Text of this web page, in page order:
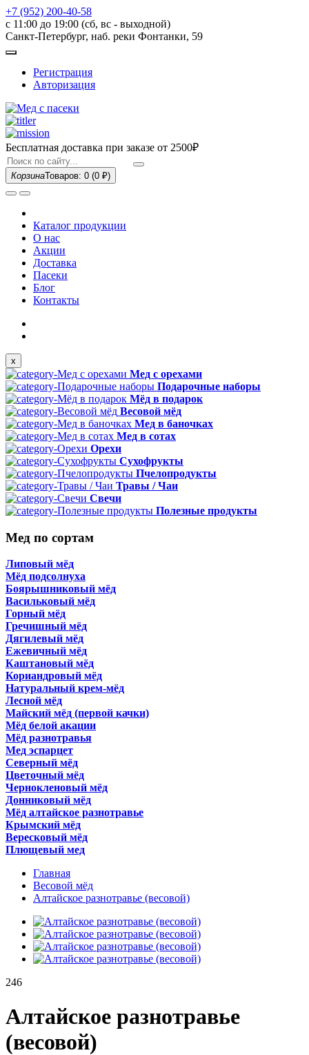
+7 (952) 200-40-58
с 11:00 до 19:00 (сб, вс - выходной)
Санкт-Петербург, наб. реки Фонтанки, 59
Регистрация
Авторизация
Бесплатная доставка при заказе от 2500₽
КорзинаТоваров: 0 (0 ₽)
Каталог продукции
О нас
Акции
Доставка
Пасеки
Блог
Контакты
x
Мед с орехами
Подарочные наборы
Мёд в подарок
Весовой мёд
Мед в баночках
Мед в сотах
Орехи
Сухофрукты
Пчелопродукты
Травы / Чаи
Свечи
Полезные продукты
Мед по сортам
Липовый мёд
Мёд подсолнуха
Боярышниковый мёд
Васильковый мёд
Горный мёд
Гречишный мёд
Дягилевый мёд
Ежевичный мёд
Каштановый мёд
Кориандровый мёд
Натуральный крем-мёд
Лесной мёд
Майский мёд (первой качки)
Мёд белой акации
Мёд разнотравья
Мед эспарцет
Северный мёд
Цветочный мёд
Чернокленовый мёд
Донниковый мёд
Мёд алтайское разнотравье
Крымский мёд
Вересковый мёд
Плющевый мед
Главная
Весовой мёд
Алтайское разнотравье (весовой)
246
Алтайское разнотравье
(весовой)